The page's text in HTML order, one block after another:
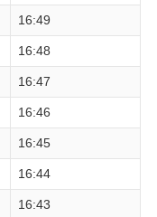
16:49
16:48
16:47
16:46
16:45
16:44
16:43